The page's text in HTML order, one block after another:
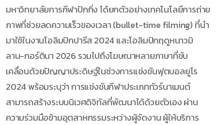
มหาวิทยาลัยการกีฬาปักกิ่ง ได้ยกตัวอย่างเทคโนโลยีการถ่าย
ภาพที่ช่วยลดความเร็วของเวลา (bullet-time filming) ที่นำ
มาใช้ในงานโอลิมปิกปารีส 2024 และโอลิมปิกฤดูหนาวมิ
ลาน-กอร์ตินา 2026 รวมไปถึงโฆษณาหลายภาษาที่ขับ
เคลื่อนด้วยปัญญาประดิษฐ์ในช่วงการแข่งขันฟุตบอลยูโร
2024 พร้อมระบุว่า การแข่งขันกีฬาประเภททัวร์นาเมนต์
สามารถสร้างระบบนิเวศดิจิทัลที่พัฒนาได้ด้วยตัวเอง ผ่าน
ความร่วมมือข้ามอุตสาหกรรมระหว่างผู้จัดงาน ผู้ให้บริการ